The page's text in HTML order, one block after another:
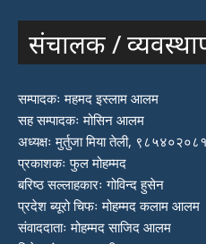
संचालक /
सम्पादकः महमद इस्लाम आलम
सह सम्पादकः मोसिन आलम
अध्यक्षः मुर्तुजा मिया तेली,
प्रकाशकः फुल मोहम्मद
बरिष्ठ सल्लाहकारः गोविन्द हुसेन
प्रदेश ब्यूरो चिफः मोहम्मद कलाम आलम
संवाददाताः मोहम्मद साजिद आलम